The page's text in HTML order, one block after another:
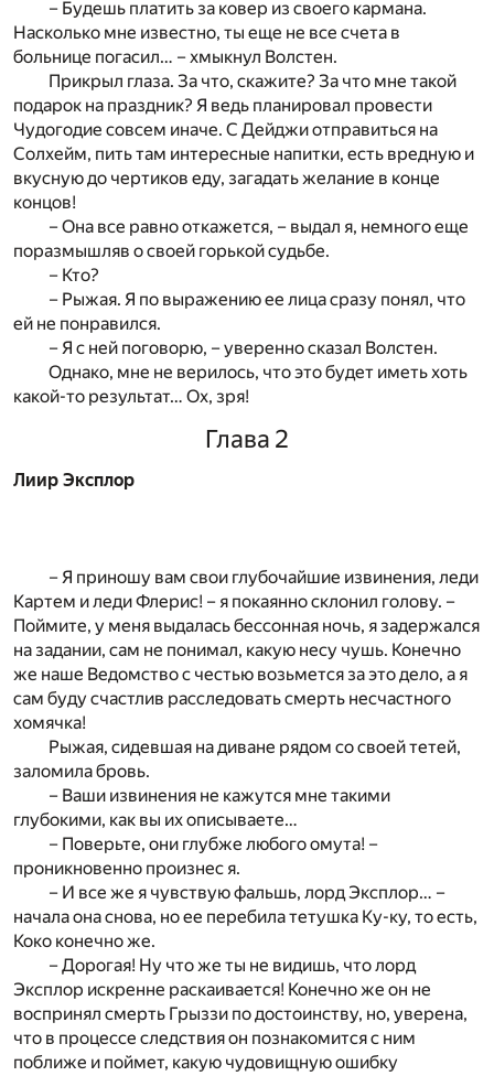
– Будешь платить за ковер из своего кармана.
Насколько мне известно, ты еще не все счета в
больнице погасил… – хмыкнул Волстен.
Прикрыл глаза. За что, скажите? За что мне такой
подарок на праздник? Я ведь планировал провести
Чудогодие совсем иначе. С Дейджи отправиться на
Солхейм, пить там интересные напитки, есть вредную и
вкусную до чертиков еду, загадать желание в конце
концов!
– Она все равно откажется, – выдал я, немного еще
поразмышляв о своей горькой судьбе.
– Кто?
– Рыжая. Я по выражению ее лица сразу понял, что
ей не понравился.
– Я с ней поговорю, – уверенно сказал Волстен.
Однако, мне не верилось, что это будет иметь хоть
какой-то результат… Ох, зря!
Глава 2
Лиир Эксплор
– Я приношу вам свои глубочайшие извинения, леди
Картем и леди Флерис! – я покаянно склонил голову. –
Поймите, у меня выдалась бессонная ночь, я задержался
на задании, сам не понимал, какую несу чушь. Конечно
же наше Ведомство с честью возьмется за это дело, а я
сам буду счастлив расследовать смерть несчастного
хомячка!
Рыжая, сидевшая на диване рядом со своей тетей,
заломила бровь.
– Ваши извинения не кажутся мне такими
глубокими, как вы их описываете…
– Поверьте, они глубже любого омута! –
проникновенно произнес я.
– И все же я чувствую фальшь, лорд Эксплор… –
начала она снова, но ее перебила тетушка Ку-ку, то есть,
Коко конечно же.
– Дорогая! Ну что же ты не видишь, что лорд
Эксплор искренне раскаивается! Конечно же он не
воспринял смерть Грыззи по достоинству, но, уверена,
что в процессе следствия он познакомится с ним
поближе и поймет, какую чудовищную ошибку